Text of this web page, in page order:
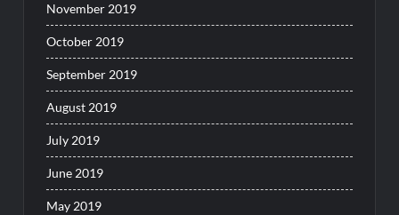
November 2019
October 2019
September 2019
August 2019
July 2019
June 2019
May 2019